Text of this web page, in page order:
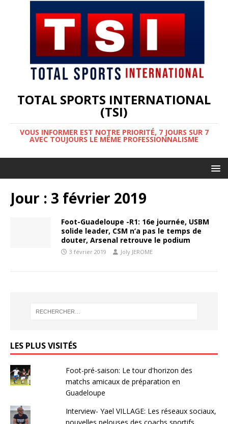
TOTAL SPORTS INTERNATIONAL
(TSI)
VOUS INFORMER EST NOTRE PRIORITÉ, 7 JOURS SUR 7
AVEC TOUJOURS LE MÊME PROFESSIONNALISME
Jour : 3 février 2019
Foot-Guadeloupe -R1: 16e journée, USBM
solide leader, CSM n’a pas le temps de
douter, Arsenal retrouve le podium
3 février 2019 Joly JEROME
LES PLUS VISITÉS
Foot-pré-saison: Le tour d'horizon des
matchs amicaux de préparation en
Guadeloupe
Interview- Yael VILLAGE: Les réseaux sociaux,